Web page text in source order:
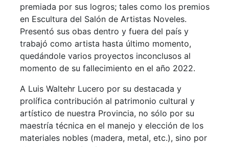
premiada por sus logros; tales como los premios
en Escultura del Salón de Artistas Noveles.
Presentó sus obas dentro y fuera del país y
trabajó como artista hasta último momento,
quedándole varios proyectos inconclusos al
momento de su fallecimiento en el año 2022.
A Luis Waltehr Lucero por su destacada y
prolífica contribución al patrimonio cultural y
artístico de nuestra Provincia, no sólo por su
maestría técnica en el manejo y elección de los
materiales nobles (madera, metal, etc.), sino por